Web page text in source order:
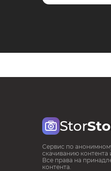
Stor
Сервис по
скачиванию контента
Все права на
контента.